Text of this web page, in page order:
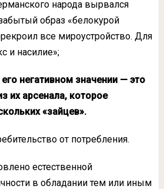
народа вырвался
образ «белокурой
все мироустройство. Для
и насилие»;
негативном значении — это
их арсенала, которое
«зайцев».
от потребления.
естественной
в обладании тем или иным